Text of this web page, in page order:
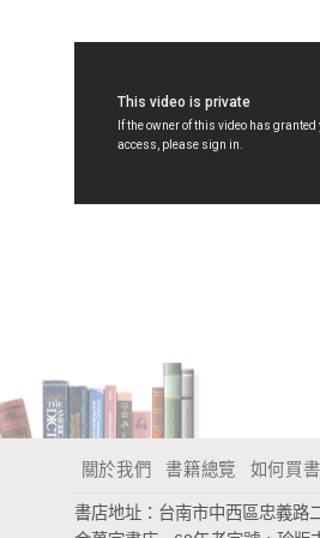
中國音樂
關於我們 書籍總覽 如何買書
書店地址：台南市中西區忠義路